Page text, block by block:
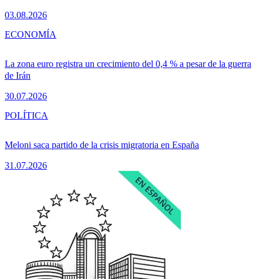
03.08.2026
La zona euro registra un crecimiento del 0,4 % a pesar de la guerra
de Irán
30.07.2026
ECONOMÍA
Meloni saca partido de la crisis migratoria en España
31.07.2026
POLÍTICA